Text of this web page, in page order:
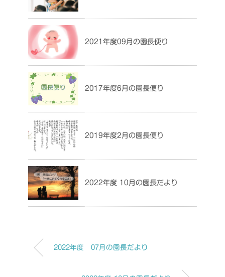
2021年度09月の園長便り
2017年度6月の園長便り
2019年度2月の園長便り
2022年度 10月の園長だより
2022年度 07月の園長だより